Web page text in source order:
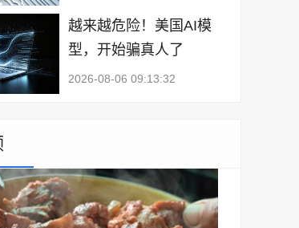
越来越危险！美国AI模
型，开始骗真人了
2026-08-06 09:13:32